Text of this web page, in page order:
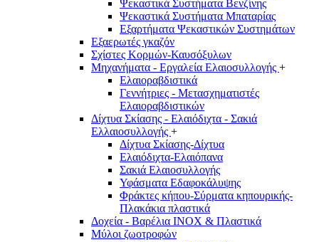
Ψεκαστικά Συστήματα Βενζίνης
Ψεκαστικά Συστήματα Μπαταρίας
Εξαρτήματα Ψεκαστικών Συστημάτων
Εξαερωτές γκαζόν
Σχίστες Κορμών-Καυσόξυλων
Μηχανήματα - Εργαλεία Ελαιοσυλλογής +
Ελαιοραβδιστικά
Γεννήτριες - Μετασχηματιστές
Ελαιοραβδιστικών
Δίχτυα Σκίασης - Ελαιόδιχτα - Σακιά
Ελλαιοσυλλογής +
Δίχτυα Σκίασης-Δίχτυα
Ελαιόδιχτα-Ελαιόπανα
Σακιά Ελαιοσυλλογής
Υφάσματα Εδαφοκάλυψης
Φράκτες κήπου-Σύρματα κηπουρικής-
Πλακάκια πλαστικά
Δοχεία - Βαρέλια INOX & Πλαστικά
Μύλοι ζωοτροφών